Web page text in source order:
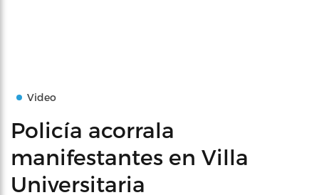
Video
Policía acorrala
manifestantes en Villa
Universitaria